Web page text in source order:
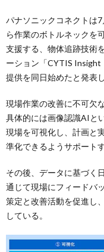
パナソニックコネクトは
ら作業のボトルネックを
支援する、物体追跡技術
ーション「CYTIS
提供を同日始めたと発表し
現場作業の改善に不可欠
具体的には画像認識AIと
現場を可視化し、計画と
準化できるようサポートす
その後、データに基づく
通じて現場にフィードバ
策定と改善活動を促進し
している。